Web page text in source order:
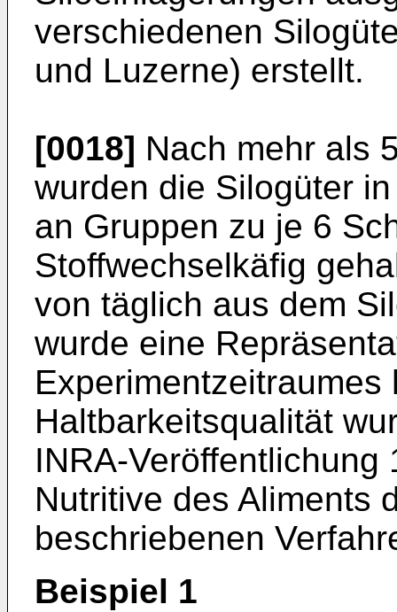
verschiedenen
und Luzerne) erstellt.
[0018] Nach mehr als
wurden die Silogüter
an Gruppen zu je 6
Stoffwechselkäfig
von täglich aus dem
wurde eine
Experimentzeitraumes
Haltbarkeitsqualität
INRA-
Nutritive des Aliments
beschriebenen
Beispiel 1